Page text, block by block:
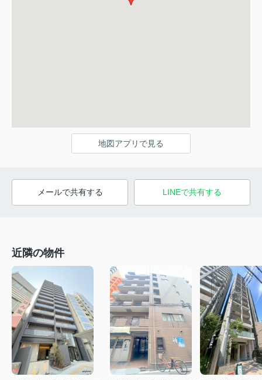
地図アプリで見る
メールで共有する LINEで共有する
近隣の物件